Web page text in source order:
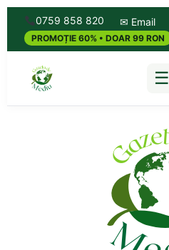
0759 858 820 ✉ Email
PROMOȚIE 60% • DOAR 99 RON
☰